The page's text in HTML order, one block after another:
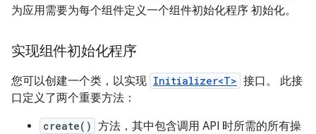
为应用需要为每个组件定义一个组件初始化程序 初始化。
实现组件初始化程序
您可以创建一个类，以实现 Initializer<T> 接口。 此接
口定义了两个重要方法：
create() 方法，其中包含调用 API 时所需的所有操